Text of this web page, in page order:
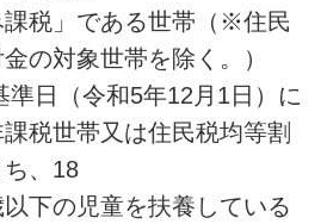
ある世帯（※住民
の対象世帯を除く。）
和5年12月1日）に
税世帯又は住民税均等割
、18
を扶養している